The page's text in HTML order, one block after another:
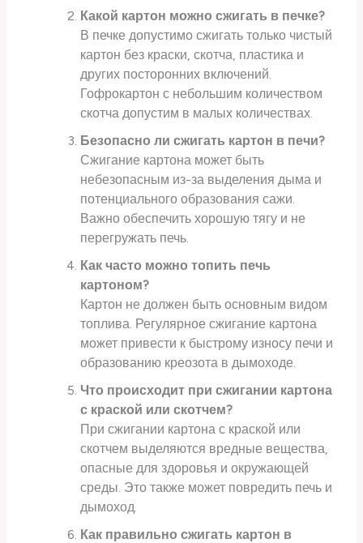
Какой картон можно сжигать в печке?
В печке допустимо сжигать только чистый
картон без краски, скотча, пластика и
других посторонних включений.
Гофрокартон с небольшим количеством
скотча допустим в малых количествах.
Безопасно ли сжигать картон в печи?
Сжигание картона может быть
небезопасным из-за выделения дыма и
потенциального образования сажи.
Важно обеспечить хорошую тягу и не
перегружать печь.
Как часто можно топить печь
картоном?
Картон не должен быть основным видом
топлива. Регулярное сжигание картона
может привести к быстрому износу печи и
образованию креозота в дымоходе.
Что происходит при сжигании картона
с краской или скотчем?
При сжигании картона с краской или
скотчем выделяются вредные вещества,
опасные для здоровья и окружающей
среды. Это также может повредить печь и
дымоход.
Как правильно сжигать картон в